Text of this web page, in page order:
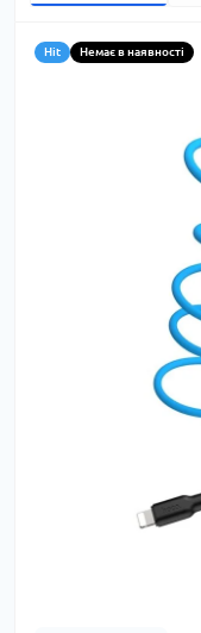
Hit Немає в наявності